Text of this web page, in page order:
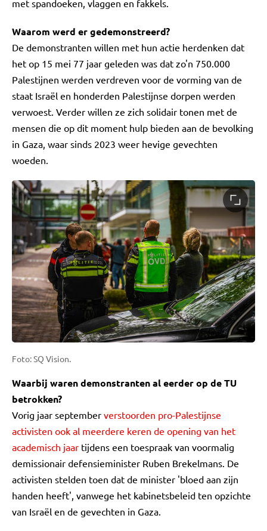
met spandoeken, vlaggen en fakkels.
Waarom werd er gedemonstreerd?
De demonstranten willen met hun actie herdenken dat
het op 15 mei 77 jaar geleden was dat zo'n 750.000
Palestijnen werden verdreven voor de vorming van de
staat Israël en honderden Palestijnse dorpen werden
verwoest. Verder willen ze zich solidair tonen met de
mensen die op dit moment hulp bieden aan de bevolking
in Gaza, waar sinds 2023 weer hevige gevechten
woeden.
Foto: SQ Vision.
Waarbij waren demonstranten al eerder op de TU
betrokken?
Vorig jaar september verstoorden pro-Palestijnse
activisten ook al meerdere keren de opening van het
academisch jaar tijdens een toespraak van voormalig
demissionair defensieminister Ruben Brekelmans. De
activisten stelden toen dat de minister 'bloed aan zijn
handen heeft', vanwege het kabinetsbeleid ten opzichte
van Israël en de gevechten in Gaza.